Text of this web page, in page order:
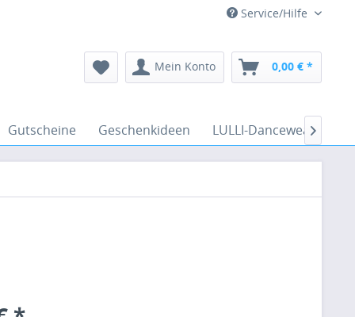
Service/Hilfe
Mein Konto 0,00 € *
Gutscheine Geschenkideen LULLI-Dancewear
